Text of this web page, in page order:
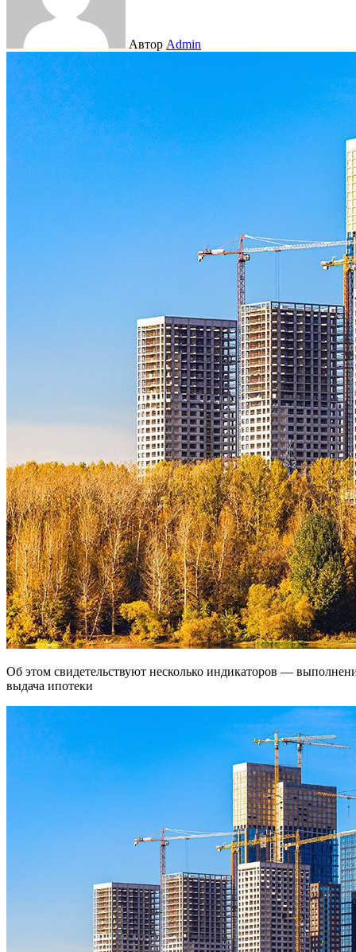
Автор Admin
Об этом свидетельствуют несколько индикаторов — выполнение планов по продажам, пополнение эскроу-счетов и
выдача ипотеки